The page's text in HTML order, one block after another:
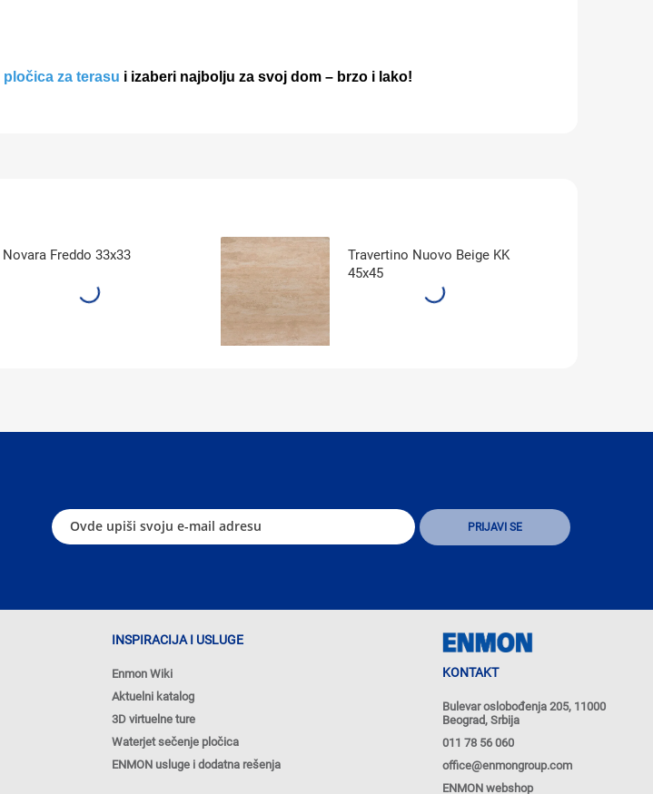
pločica za terasu i izaberi najbolju za svoj dom – brzo i lako!
Novara Freddo 33x33
Travertino Nuovo Beige KK
45x45
INSPIRACIJA I USLUGE
Enmon Wiki
Aktuelni katalog
3D virtuelne ture
Waterjet sečenje pločica
ENMON usluge i dodatna rešenja
KONTAKT
Bulevar oslobođenja 205, 11000
Beograd, Srbija
011 78 56 060
office@enmongroup.com
ENMON webshop